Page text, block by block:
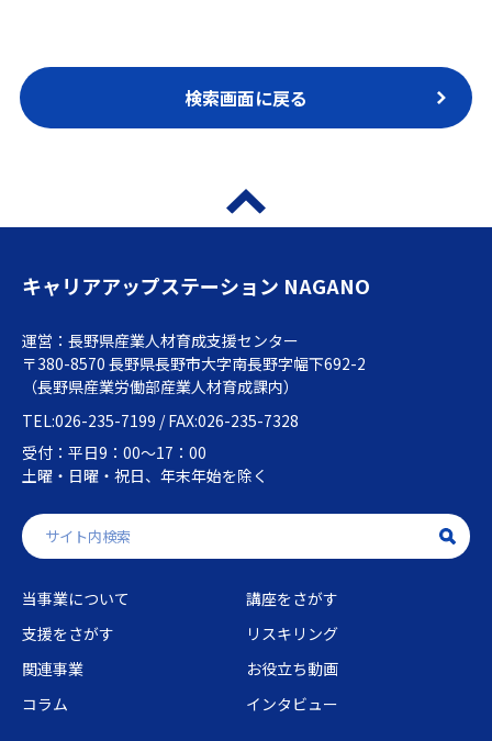
検索画面に戻る
キャリアアップステーション NAGANO
運営：長野県産業人材育成支援センター
〒380-8570 長野県長野市大字南長野字幅下692-2
（長野県産業労働部産業人材育成課内）
TEL:026-235-7199 / FAX:026-235-7328
受付：平日9：00～17：00
土曜・日曜・祝日、年末年始を除く
当事業について
講座をさがす
支援をさがす
リスキリング
関連事業
お役立ち動画
コラム
インタビュー